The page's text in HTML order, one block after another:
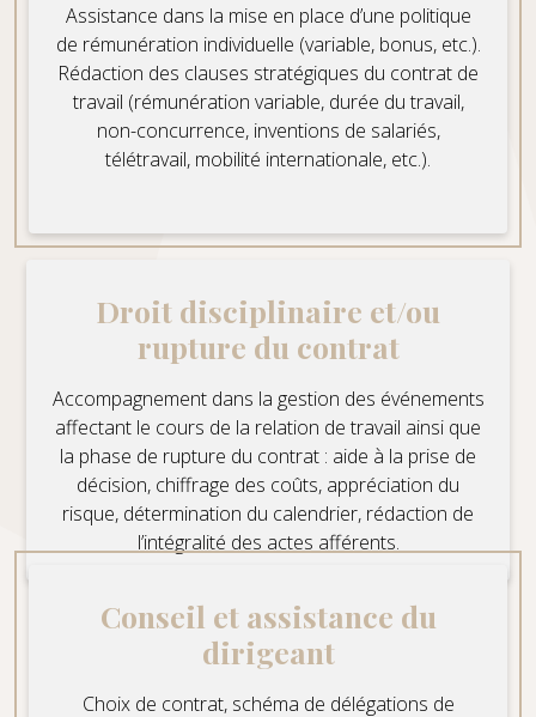
Assistance dans la mise en place d’une politique
de rémunération individuelle (variable, bonus, etc.).
Rédaction des clauses stratégiques du contrat de
travail (rémunération variable, durée du travail,
non-concurrence, inventions de salariés,
télétravail, mobilité internationale, etc.).
Droit disciplinaire et/ou
rupture du contrat
Accompagnement dans la gestion des événements
affectant le cours de la relation de travail ainsi que
la phase de rupture du contrat : aide à la prise de
décision, chiffrage des coûts, appréciation du
risque, détermination du calendrier, rédaction de
l’intégralité des actes afférents.
Conseil et assistance du
dirigeant
Choix de contrat, schéma de délégations de